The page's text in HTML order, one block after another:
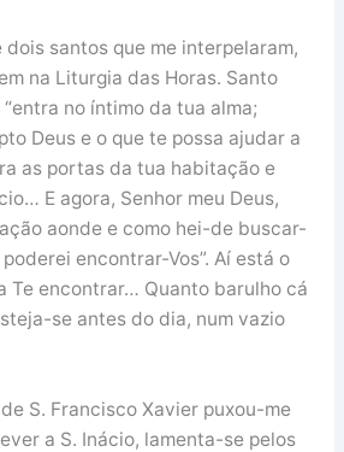
santos que me interpelaram,
na Liturgia das Horas. Santo
no íntimo da tua alma;
Deus e o que te possa ajudar a
as portas da tua habitação e
E agora, Senhor meu Deus,
aonde e como hei-de buscar-
encontrar-Vos”. Aí está o
Te encontrar… Quanto barulho cá
se antes do dia, num vazio
S. Francisco Xavier puxou-me
a S. Inácio, lamenta-se pelos